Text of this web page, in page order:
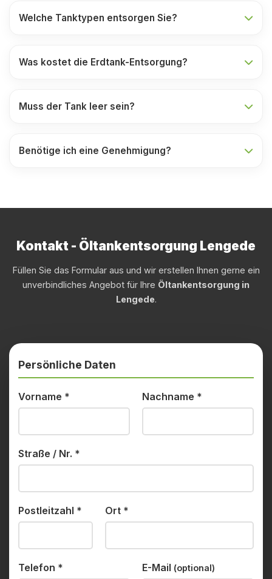
Welche Tanktypen entsorgen Sie?
Was kostet die Erdtank-Entsorgung?
Muss der Tank leer sein?
Benötige ich eine Genehmigung?
Kontakt - Öltankentsorgung Lengede
Füllen Sie das Formular aus und wir erstellen Ihnen gerne ein
unverbindliches Angebot für Ihre Öltankentsorgung in
Lengede.
Persönliche Daten
Vorname * Nachname *
Straße / Nr. *
Postleitzahl * Ort *
Telefon * E-Mail (optional)